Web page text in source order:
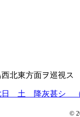
東方面ヲ巡視ス
日 土 降灰甚シ （
©